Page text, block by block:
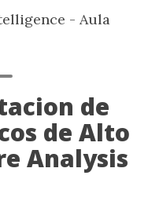
- Aula
de
de Alto
Analysis